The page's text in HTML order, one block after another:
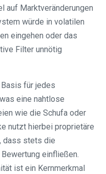
auf Marktveränderungen
würde in volatilen
eingehen oder das
Filter unnötig
für jedes
eine nahtlose
wie die Schufa oder
nutzt hierbei proprietäre
dass stets die
einfließen.
ist ein Kernmerkmal